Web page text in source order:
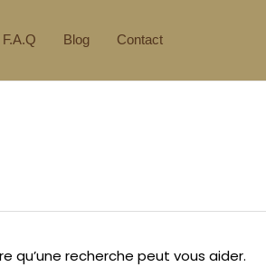
F.A.Q Blog Contact
qu’une recherche peut vous aider.